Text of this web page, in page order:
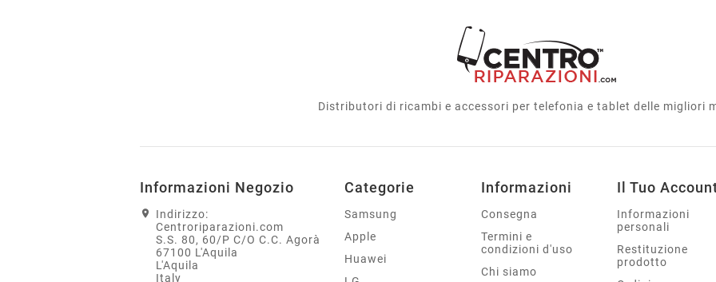
Distributori di ricambi e accessori per telefonia e tablet delle migliori
Informazioni Negozio
Indirizzo:
Centroriparazioni.com
S.S. 80, 60/P C/O C.C. Agorà
67100 L'Aquila
L'Aquila
Italy
Categorie
Samsung
Apple
Huawei
Informazioni
Consegna
Termini e
condizioni d'uso
Chi siamo
Il Tuo
Informazioni
personali
Restituzione
prodotto